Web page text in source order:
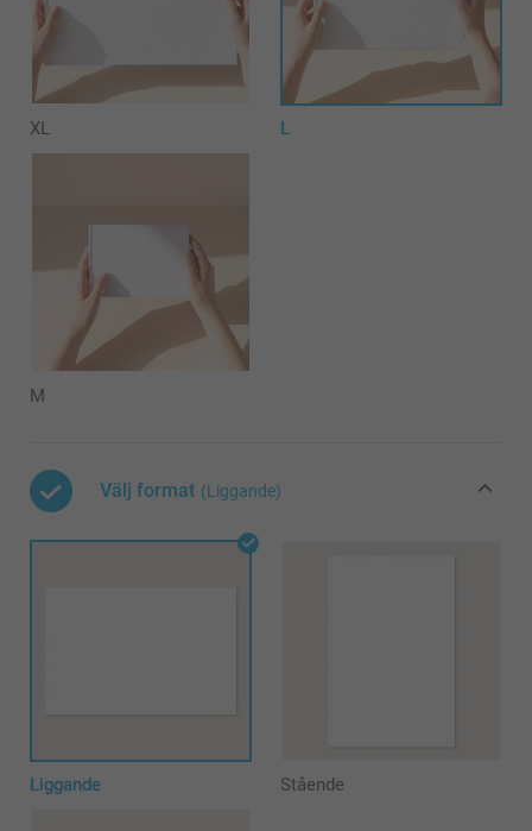
XL L
M
Välj format (Liggande)
Liggande Stående